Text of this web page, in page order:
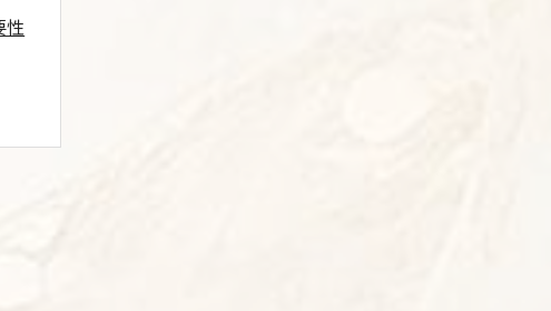
性